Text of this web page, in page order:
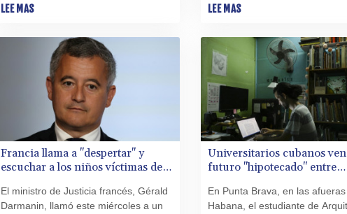
septiembre en el prestigioso colegio
Kensington.
LEE MAS
"gaokao", el temido examen
LEE MAS
Francia llama a "despertar" y
escuchar a los niños víctimas de
El ministro de Justicia francés, Gérald
Darmanin, llamó este miércoles a un
Universitarios cubanos
futuro "hipotecado" entre
En Punta Brava, en las
Habana, el estudiante de